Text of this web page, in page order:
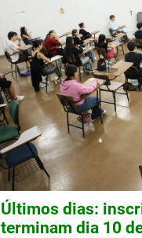
Últimos dias:
terminam dia 10